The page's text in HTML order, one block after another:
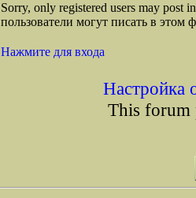
Sorry, only registered users may post
пользователи могут писать в этом
Нажмите для входа
Настройка
This